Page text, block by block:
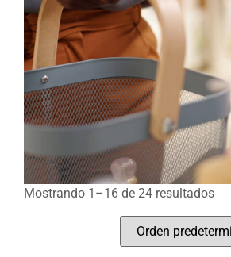
Mostrando 1–16 de 24 resultados